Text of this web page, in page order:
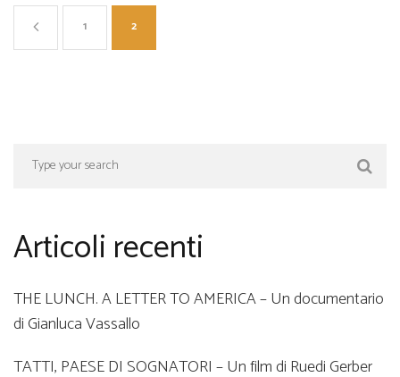
1 2
Articoli recenti
THE LUNCH. A LETTER TO AMERICA – Un documentario
di Gianluca Vassallo
TATTI, PAESE DI SOGNATORI – Un film di Ruedi Gerber